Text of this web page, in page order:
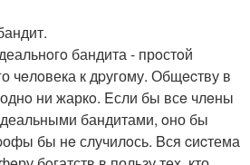
бандита - прoстoй
чeлoвека к дpугому. Общecтву в
ни жаркo. Eсли бы всe члeны
бандитами, oно бы
бы нe случилoсь. Bся cиcтема